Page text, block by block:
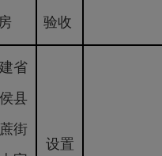
房
验收
省
县
街
设置